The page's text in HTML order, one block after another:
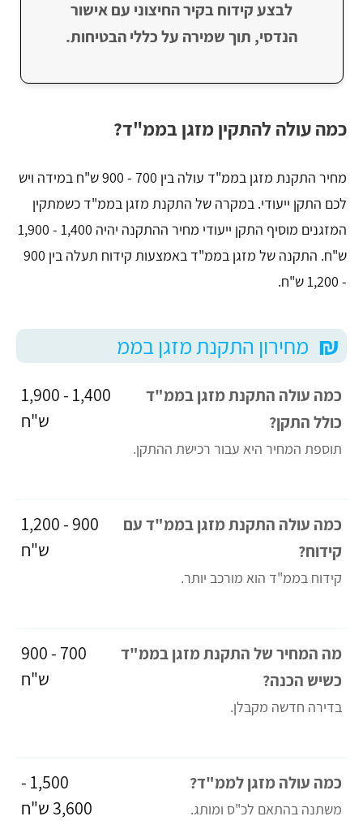
לבצע קידוח בקיר החיצוני עם אישור
הנדסי, תוך שמירה על כללי הבטיחות.
כמה עולה להתקין מזגן בממ"ד?
מחיר התקנת מזגן בממ"ד עולה בין 700 - 900 ש"ח במידה ויש
לכם התקן ייעודי. במקרה של התקנת מזגן בממ"ד כשמתקין
המזגנים מוסיף התקן ייעודי מחיר ההתקנה יהיה 1,400 - 1,900
ש"ח. התקנה של מזגן בממ"ד באמצעות קידוח תעלה בין 900
- 1,200 ש"ח.
₪ מחירון התקנת מזגן בממ
כמה עולה התקנת מזגן בממ"ד
כולל התקן?
תוספת המחיר היא עבור רכישת ההתקן.
1,400 - 1,900
ש"ח
כמה עולה התקנת מזגן בממ"ד עם
קידוח?
קידוח בממ"ד הוא מורכב יותר.
900 - 1,200
ש"ח
מה המחיר של התקנת מזגן בממ"ד
כשיש הכנה?
בדירה חדשה מקבלן.
700 - 900
ש"ח
כמה עולה מזגן לממ"ד?
משתנה בהתאם לכ"ס ומותג.
1,500 -
3,600 ש"ח